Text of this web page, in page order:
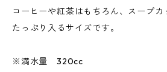
コーヒーや紅茶はもちろん、スープカ
たっぷり入るサイズです。
※満水量 320cc